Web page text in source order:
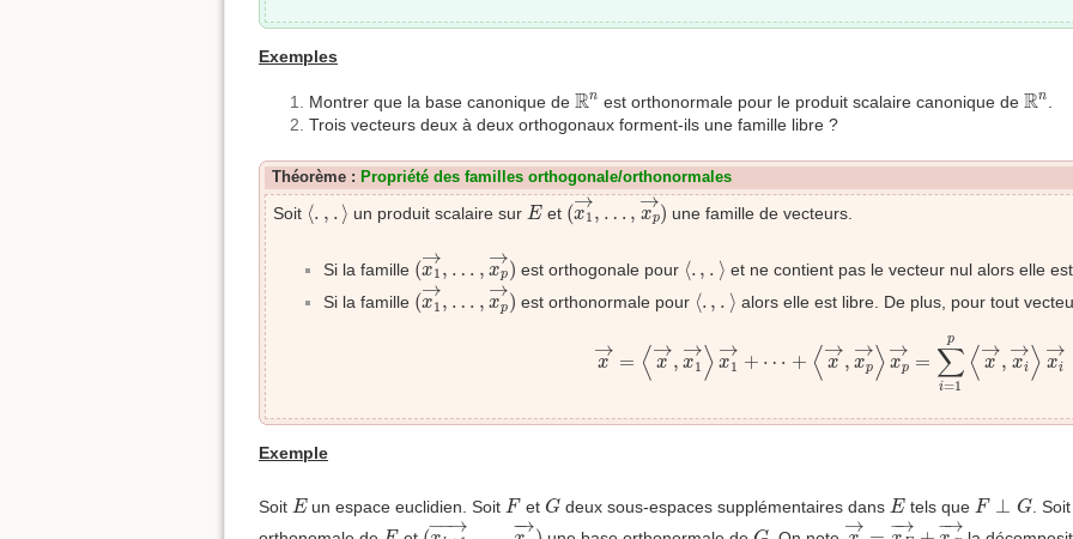
Exemples
Montrer que la base canonique de Rn
Rn est orthonormale pour le produit scalaire canonique de Rn
Rn.
Trois vecteurs deux à deux orthogonaux forment-ils une famille libre ?
Théorème : Propriété des familles orthogonale/orthonormales
Soit ⟨. , . ⟩
⟨.,.⟩ un produit scalaire sur E
Eet (
→
x1 , … ,
→
xp)
(x1→,…,xp→)
une famille de vecteurs.
Si la famille (
→
x1 , … ,
→
xp )
1 x
est orthogonale pour ⟨. , . ⟩
⟨
et ne contient pas le vecteur nul alors elle est
Si la famille (
→
x1 , … ,
→
xp )
(x1→ … ,xp
est orthonormale pour ⟨. , . ⟩
⟨ alors elle est libre. De plus, pour tout
→
x = ⟨→
x ,
→
x1 ⟩ →
x1 + ⋯ + ⟨→
x ,
→
xp⟩ →
xp =
p
∑
i=1
⟨→
x ,
→
xi ⟩ →
xi
→
Exemple
Soit E
Eun espace euclidien. Soit F
F etG
G deux sous-espaces supplémentaires dans E
Etels que F ⊥ G
F⊥ G . Soit
F −−→ −
→
(xk+1 …,x G → −
→ −→
x→= xF→+ xG→